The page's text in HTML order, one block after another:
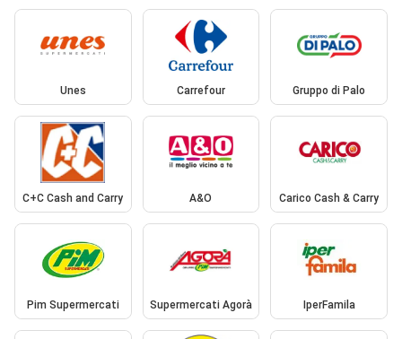
Unes Carrefour Gruppo di Palo
C+C Cash and Carry A&O Carico Cash & Carry
Pim Supermercati Supermercati Agorà IperFamila